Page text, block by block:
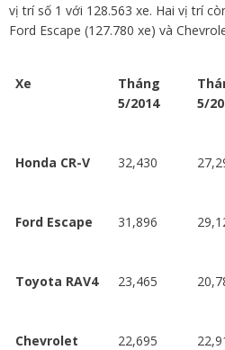
vị trí số 1 với 128.563 xe. Hai vị trí
Ford Escape (127.780 xe) và
Xe
Tháng
5/2014
5/
Honda CR-V 32,430
Ford Escape 31,896
Toyota RAV4 23,465
Chevrolet
22,695